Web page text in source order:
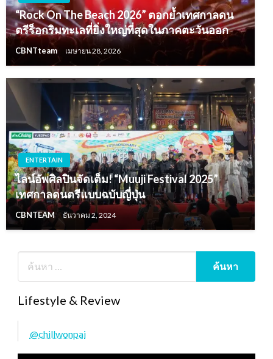
“Rock On The Beach 2026” ตอกย้ำเทศกาลดน
ตรีร็อกริมทะเลที่ยิ่งใหญ่ที่สุดในภาคตะวันออก
CBNTteam เมษายน 28, 2026
ENTERTAIN
ไลน์อัพศิลปินจัดเต็ม! “Muuji Festival 2025”
เทศกาลดนตรีแบบฉบับญี่ปุ่น
CBNTEAM ธันวาคม 2, 2024
Lifestyle & Review
@chillwonpai